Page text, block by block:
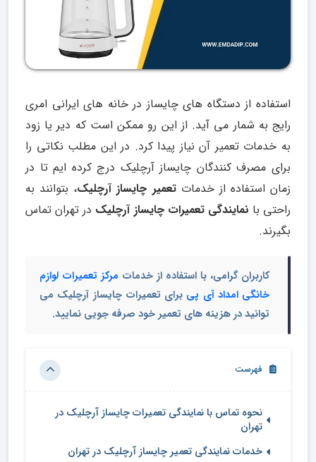
استفاده از دستگاه های چایساز در خانه های ایرانی امری
رایج به شمار می آید. از این رو ممکن است که دیر یا زود
به خدمات تعمیر آن نیاز پیدا کرد. در این مطلب نکاتی را
برای مصرف کنندگان چایساز آرچلیک درج کرده ایم تا در
زمان استفاده از خدماتتعمیر چایساز آرچلیک، بتوانند به
راحتی با نمایندگی تعمیرات چایساز آرچلیک در تهران تماس
بگیرند.
کاربران گرامی، با استفاده از خدمات مرکز تعمیرات لوازم
خانگی امداد آی پی برای تعمیرات چایساز آرچلیک می
توانید در هزینه های تعمیر خود صرفه جویی نمایید.
فهرست
نحوه تماس با نمایندگی تعمیرات چایساز آرچلیک در
تهران
خدمات نمایندگی تعمیر چایساز آرچلیک در تهران